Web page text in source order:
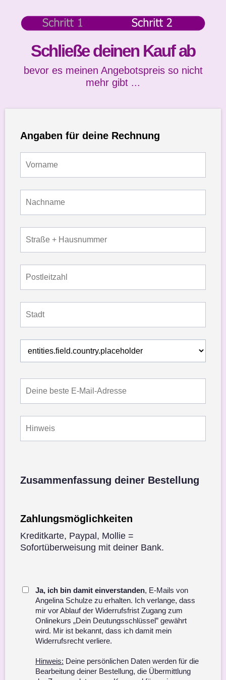
Schließe deinen Kauf ab
bevor es meinen Angebotspreis so nicht
mehr gibt ...
Angaben für deine Rechnung
Zusammenfassung deiner Bestellung
Zahlungsmöglichkeiten
Kreditkarte, Paypal, Mollie =
Sofortüberweisung mit deiner Bank.
Ja, ich bin damit einverstanden, E-Mails von
Angelina Schulze zu erhalten. Ich verlange, dass
mir vor Ablauf der Widerrufsfrist Zugang zum
Onlinekurs „Dein Deutungsschlüssel” gewährt
wird. Mir ist bekannt, dass ich damit mein
Widerrufsrecht verliere.
Hinweis: Deine persönlichen Daten werden für die
Bearbeitung deiner Bestellung, die Übermittlung